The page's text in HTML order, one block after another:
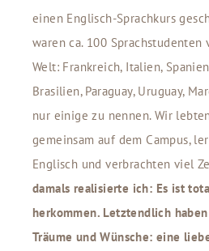
einen Englisch-Sprachkurs
waren ca. 100
Welt: Frankreich, Italien,
Brasilien, Paraguay, Uruguay,
nur einige zu nennen. Wir
gemeinsam auf dem Campus,
Englisch und verbrachten viel
damals realisierte ich: Es ist
herkommen. Letztendlich
Träume und Wünsche: eine